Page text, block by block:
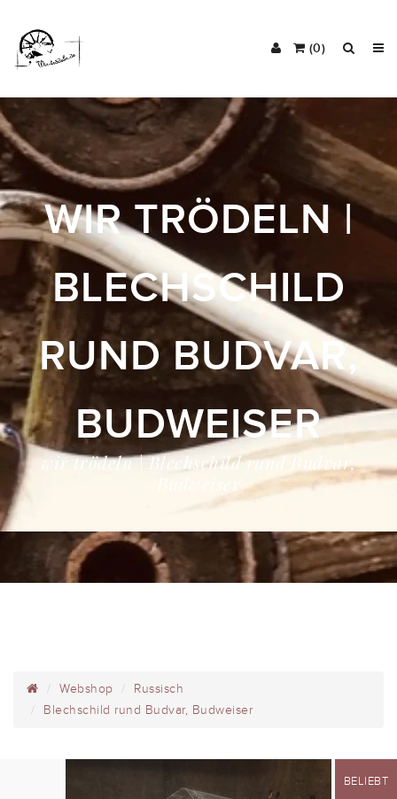
(0)
WIR TRÖDELN |
BLECHSCHILD
RUND BUDVAR,
BUDWEISER
wir trödeln | Blechschild rund Budvar,
Budweiser
Webshop
Russisch
Blechschild rund Budvar, Budweiser
BELIEBT